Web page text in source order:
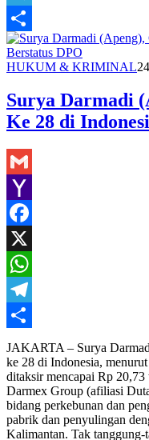
Telegram
Share
HUKUM & KRIMINAL
Surya Darmadi
Ke 28 di
Gmail
Yahoo
Mail
Facebook
X
WhatsApp
Telegram
Share
JAKARTA – Surya
ke 28 di Indonesia,
ditaksir mencapai Rp
Darmex Group (afiliasi
bidang perkebunan dan
pabrik dan penyulingan
Kalimantan. Tak